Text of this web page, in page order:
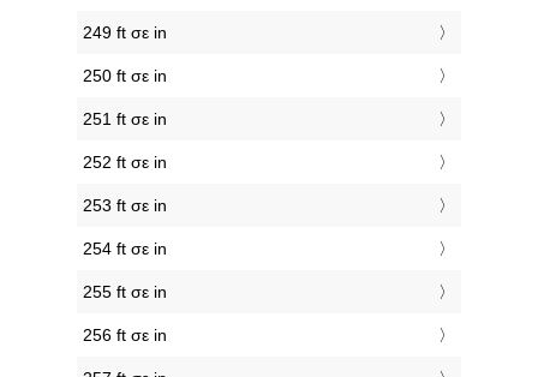
249 ft σε in
250 ft σε in
251 ft σε in
252 ft σε in
253 ft σε in
254 ft σε in
255 ft σε in
256 ft σε in